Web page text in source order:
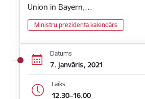
Union in Bayern,…
Ministru prezidenta kalendārs
Datums
7. janvāris, 2021
Laiks
12.30–16.00